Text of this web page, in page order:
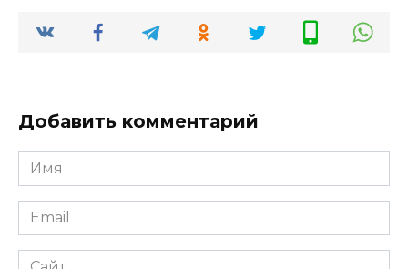
Добавить комментарий
Имя
*
Email
*
Сайт